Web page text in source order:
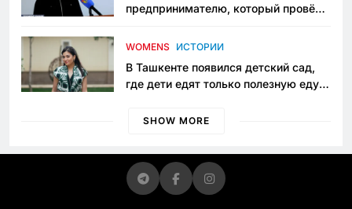
предпринимателю, который провёл
приговору
WOMENS ИСТОРИИ
В Ташкенте появился детский сад,
где дети едят только полезную еду.
просить «кашу без сахара»
SHOW MORE